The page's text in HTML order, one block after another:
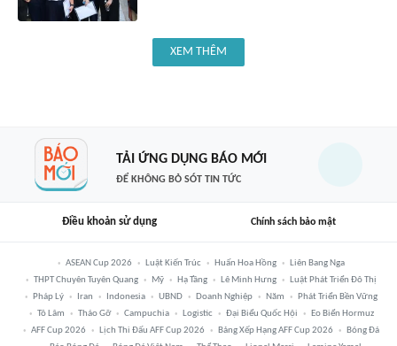
XEM THÊM
TẢI ỨNG DỤNG BÁO MỚI
ĐỂ KHÔNG BỎ SÓT TIN TỨC
Điều khoản sử dụng Chính sách bảo mật
ASEAN Cup 2026 Luật Kiến Trúc Huấn Hoa Hồng
Liên Bang Nga
THPT Chuyên Tuyên Quang
Mỹ Hạ Tầng Lê Minh Hưng
Luật Phát Triển Đô Thị
Pháp Lý
Iran Indonesia UBND Doanh Nghiệp Năm
Phát Triển Bền Vững
Tô Lâm
Tháo Gỡ Campuchia Logistic Đại Biểu Quốc Hội
Eo Biển Hormuz
AFF Cup 2026
Lịch Thi Đấu AFF Cup 2026 Bảng Xếp Hạng AFF Cup 2026
Bóng Đá